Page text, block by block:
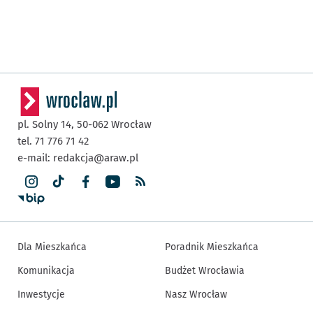
pl. Solny 14, 50-062 Wrocław
tel. 71 776 71 42
e-mail: redakcja@araw.pl
Dla Mieszkańca
Komunikacja
Inwestycje
Poradnik Mieszkańca
Budżet Wrocławia
Nasz Wrocław